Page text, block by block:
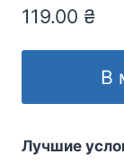
119.00 ₴
В
Лучшие